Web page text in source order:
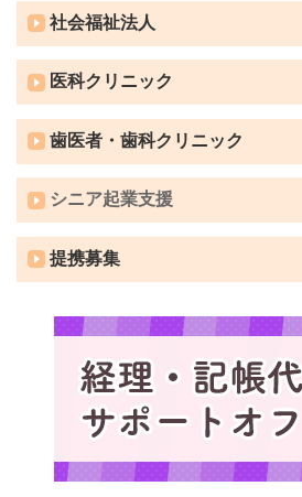
社会福祉法人
医科クリニック
歯医者・歯科クリニック
シニア起業支援
提携募集